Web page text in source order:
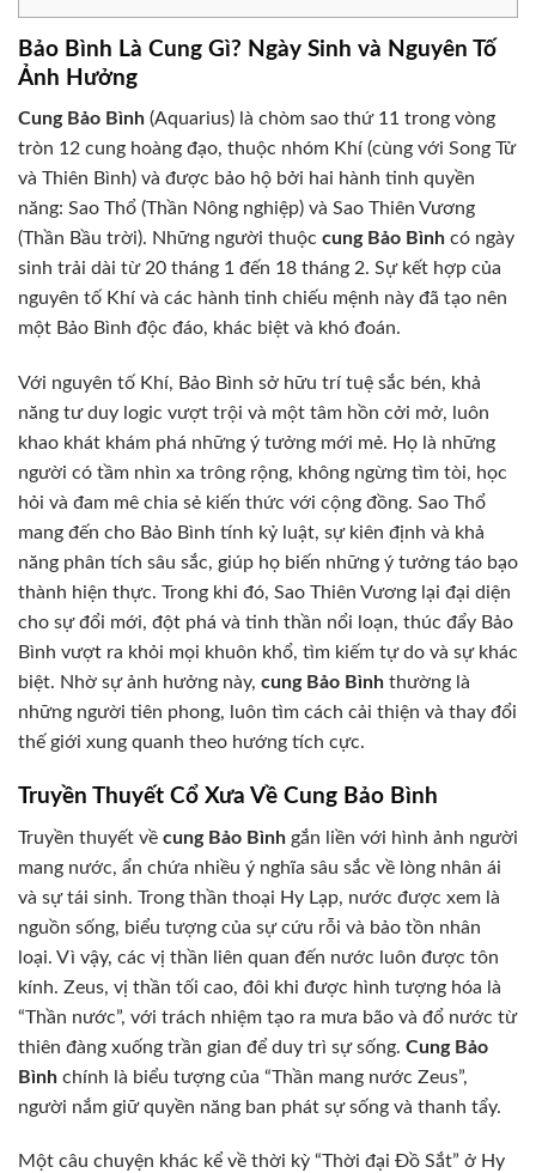
Bảo Bình Là Cung Gì? Ngày Sinh và Nguyên Tố
Ảnh Hưởng
Cung Bảo Bình (Aquarius) là chòm sao thứ 11 trong vòng
tròn 12 cung hoàng đạo, thuộc nhóm Khí (cùng với Song Tử
và Thiên Bình) và được bảo hộ bởi hai hành tinh quyền
năng: Sao Thổ (Thần Nông nghiệp) và Sao Thiên Vương
(Thần Bầu trời). Những người thuộc cung Bảo Bình có ngày
sinh trải dài từ 20 tháng 1 đến 18 tháng 2. Sự kết hợp của
nguyên tố Khí và các hành tinh chiếu mệnh này đã tạo nên
một Bảo Bình độc đáo, khác biệt và khó đoán.
Với nguyên tố Khí, Bảo Bình sở hữu trí tuệ sắc bén, khả
năng tư duy logic vượt trội và một tâm hồn cởi mở, luôn
khao khát khám phá những ý tưởng mới mẻ. Họ là những
người có tầm nhìn xa trông rộng, không ngừng tìm tòi, học
hỏi và đam mê chia sẻ kiến thức với cộng đồng. Sao Thổ
mang đến cho Bảo Bình tính kỷ luật, sự kiên định và khả
năng phân tích sâu sắc, giúp họ biến những ý tưởng táo bạo
thành hiện thực. Trong khi đó, Sao Thiên Vương lại đại diện
cho sự đổi mới, đột phá và tinh thần nổi loạn, thúc đẩy Bảo
Bình vượt ra khỏi mọi khuôn khổ, tìm kiếm tự do và sự khác
biệt. Nhờ sự ảnh hưởng này, cung Bảo Bình thường là
những người tiên phong, luôn tìm cách cải thiện và thay đổi
thế giới xung quanh theo hướng tích cực.
Truyền Thuyết Cổ Xưa Về Cung Bảo Bình
Truyền thuyết về cung Bảo Bình gắn liền với hình ảnh người
mang nước, ẩn chứa nhiều ý nghĩa sâu sắc về lòng nhân ái
và sự tái sinh. Trong thần thoại Hy Lạp, nước được xem là
nguồn sống, biểu tượng của sự cứu rỗi và bảo tồn nhân
loại. Vì vậy, các vị thần liên quan đến nước luôn được tôn
kính. Zeus, vị thần tối cao, đôi khi được hình tượng hóa là
“Thần nước”, với trách nhiệm tạo ra mưa bão và đổ nước từ
thiên đàng xuống trần gian để duy trì sự sống. Cung Bảo
Bình chính là biểu tượng của “Thần mang nước Zeus”,
người nắm giữ quyền năng ban phát sự sống và thanh tẩy.
Một câu chuyện khác kể về thời kỳ “Thời đại Đồ Sắt” ở Hy